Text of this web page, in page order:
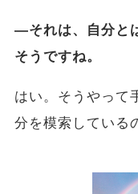
―それは、自分と
そうですね。
はい。そうやって
分を模索している